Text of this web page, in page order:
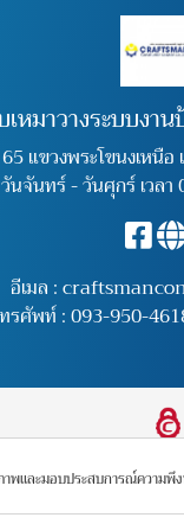
เหมาวางระบบงา
แขวงพระโขนงเหนื
วันจันทร์ - วันศุกร์ เวล
อีเมล :
รศัพท์ :093-950-
าพและมอบประสบการณ์ความพึ